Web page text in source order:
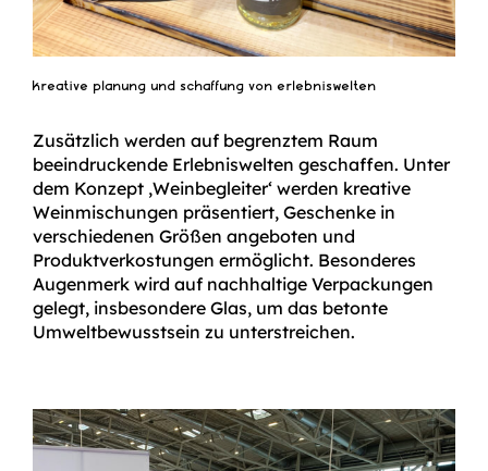
kreative planung und schaffung von erlebniswelten
Zusätzlich werden auf begrenztem Raum
beeindruckende Erlebniswelten geschaffen. Unter
dem Konzept ‚Weinbegleiter‘ werden kreative
Weinmischungen präsentiert, Geschenke in
verschiedenen Größen angeboten und
Produktverkostungen ermöglicht. Besonderes
Augenmerk wird auf nachhaltige Verpackungen
gelegt, insbesondere Glas, um das betonte
Umweltbewusstsein zu unterstreichen.